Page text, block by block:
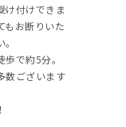
け付けできま
もお断りいた
で約5分。
数ございます